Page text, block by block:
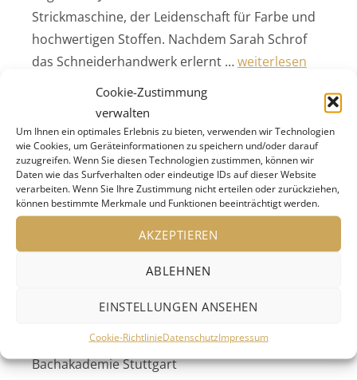
Cookie-Zustimmung
verwalten
Um Ihnen ein optimales Erlebnis zu bieten, verwenden wir Technologien
wie Cookies, um Geräteinformationen zu speichern und/oder darauf
zuzugreifen. Wenn Sie diesen Technologien zustimmen, können wir
Daten wie das Surfverhalten oder eindeutige IDs auf dieser Website
verarbeiten. Wenn Sie Ihre Zustimmung nicht erteilen oder zurückziehen,
können bestimmte Merkmale und Funktionen beeinträchtigt werden.
AKZEPTIEREN
ABLEHNEN
EINSTELLUNGEN ANSEHEN
Cookie-RichtlinieDatenschutzImpressum
Strickmaschine, der Leidenschaft für Farbe und
hochwertigen Stoffen. Nachdem Sarah Schrof
das Schneiderhandwerk erlernt …„Editru –
weiterlesen
Die Abonnementkonzerte der Internationalen
Bachakademie Stuttgart